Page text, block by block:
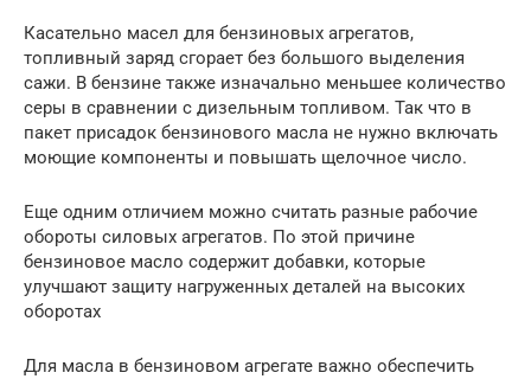
Касательно масел для бензиновых агрегатов,
топливный заряд сгорает без большого выделения
сажи. В бензине также изначально меньшее количество
серы в сравнении с дизельным топливом. Так что в
пакет присадок бензинового масла не нужно включать
моющие компоненты и повышать щелочное число.
Еще одним отличием можно считать разные рабочие
обороты силовых агрегатов. По этой причине
бензиновое масло содержит добавки, которые
улучшают защиту нагруженных деталей на высоких
оборотах
Для масла в бензиновом агрегате важно обеспечить